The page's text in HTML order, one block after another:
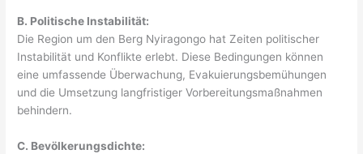
B. Politische Instabilität:
Die Region um den Berg Nyiragongo hat Zeiten politischer
Instabilität und Konflikte erlebt. Diese Bedingungen können
eine umfassende Überwachung, Evakuierungsbemühungen
und die Umsetzung langfristiger Vorbereitungsmaßnahmen
behindern.
C. Bevölkerungsdichte: